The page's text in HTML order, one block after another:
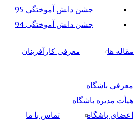
جشن دانش آموختگی 95
جشن دانش آموختگی 94
مقاله ها معرفی کارآفرینان
معرفی باشگاه
هیأت مدیره باشگاه
اعضای باشگاه
تماس با ما